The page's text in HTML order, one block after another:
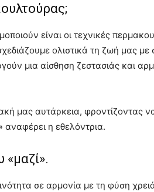
είναι οι τεχνικές
ολιστικά τη ζωή μας
μια αίσθηση ζεστασιάς και
μας αυτάρκεια, φροντίζοντας
αναφέρει η εθελόντρια.
σε αρμονία με τη φύση